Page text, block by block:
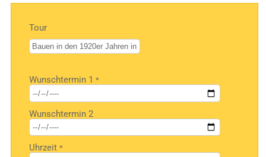
Tour
lasse
dieses
leer.
Wunschtermin 1*
Wunschtermin 2
Uhrzeit*